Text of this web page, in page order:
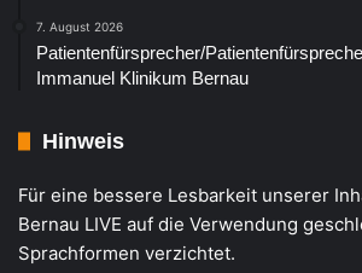
7. August 2026
Patientenfürsprecher/
Immanuel Klinikum Bernau
Hinweis
Für eine bessere Lesbarkeit unserer
Bernau LIVE auf die Verwendung
Sprachformen verzichtet.